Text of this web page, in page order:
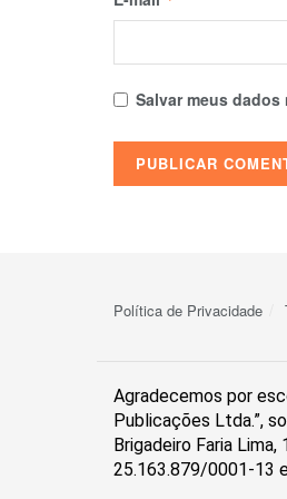
Salvar meus dados
Política de Privacidade
Agradecemos por
Publicações Ltda.”,
Brigadeiro Faria
25.163.879/0001-13